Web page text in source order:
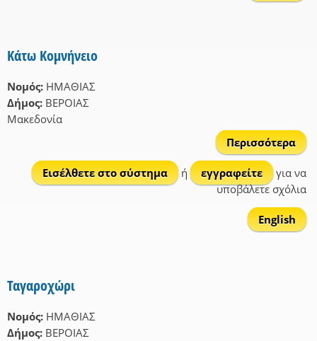
Κάτω Κομνήνειο
Νομός: ΗΜΑΘΙΑΣ
Δήμος: ΒΕΡΟΙΑΣ
Μακεδονία
Περισσότερα
Εισέλθετε στο σύστημα
ή εγγραφείτε
για να
υποβάλετε σχόλια
English
Ταγαροχώρι
Νομός: ΗΜΑΘΙΑΣ
Δήμος: ΒΕΡΟΙΑΣ